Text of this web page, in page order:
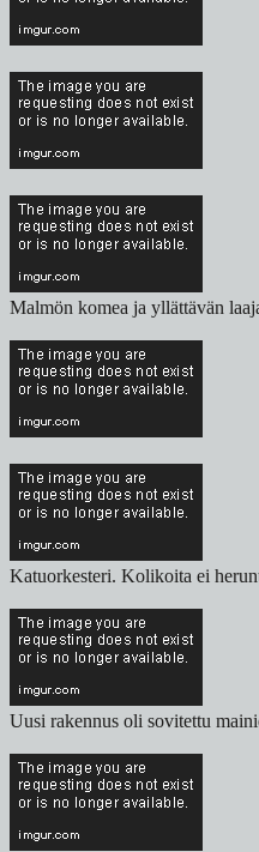
Malmön komea ja yllättävän
Katuorkesteri. Kolikoita ei
Uusi rakennus oli sovitettu